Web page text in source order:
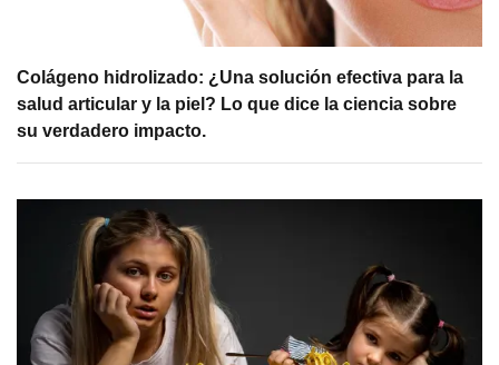
Colágeno hidrolizado: ¿Una solución efectiva para la
salud articular y la piel? Lo que dice la ciencia sobre
su verdadero impacto.